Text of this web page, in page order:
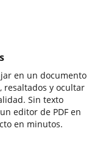
en un documento
resaltados y ocultar
Sin texto
editor de PDF en
en minutos.